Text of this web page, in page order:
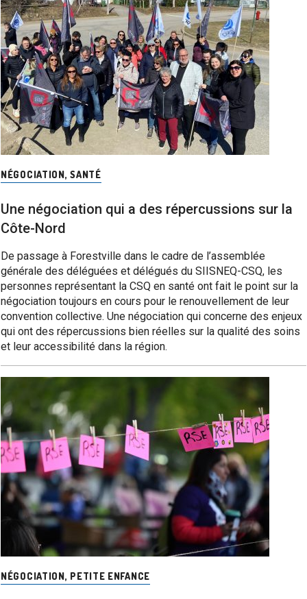
NÉGOCIATION,SANTÉ
Une négociation qui a des répercussions sur la
Côte-Nord
De passage à Forestville dans le cadre de l’assemblée
générale des déléguées et délégués du SIISNEQ-CSQ, les
personnes représentant la CSQ en santé ont fait le point sur la
négociation toujours en cours pour le renouvellement de leur
convention collective. Une négociation qui concerne des enjeux
qui ont des répercussions bien réelles sur la qualité des soins
et leur accessibilité dans la région.
NÉGOCIATION, PETITE ENFANCE